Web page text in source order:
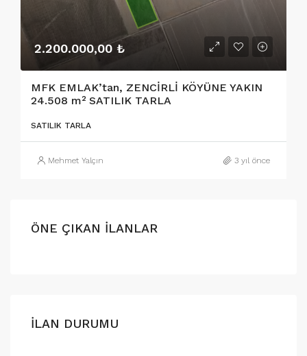
2.200.000,00 ₺
MFK EMLAK’tan, ZENCİRLİ KÖYÜNE YAKIN
24.508 m² SATILIK TARLA
SATILIK TARLA
Mehmet Yalçın 3 yıl önce
ÖNE ÇIKAN İLANLAR
İLAN DURUMU